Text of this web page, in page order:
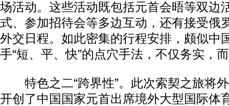
场活动。这些活动既包括元首会晤等双边
式、参加招待会等多边互动，还有接受俄
外交日程。如此密集的行程安排，颇似中
手“短、平、快”的点穴手法，不仅务实，
特色之二“跨界性”。此次索契之旅将
开创了中国国家元首出席境外大型国际体